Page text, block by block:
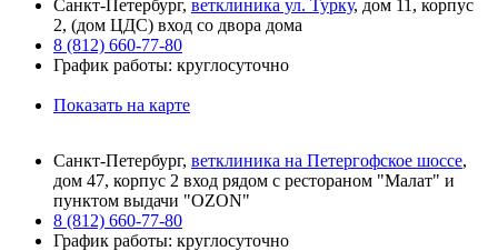
Санкт-Петербург, ветклиника ул. Турку, дом 11, корпус
2, (дом ЦДС) вход со двора дома
8 (812) 660-77-80
График работы: круглосуточно
Показать на карте
Санкт-Петербург, ветклиника на Петергофское шоссе,
дом 47, корпус 2 вход рядом с рестораном "Малат" и
пунктом выдачи "OZON"
8 (812) 660-77-80
График работы: круглосуточно